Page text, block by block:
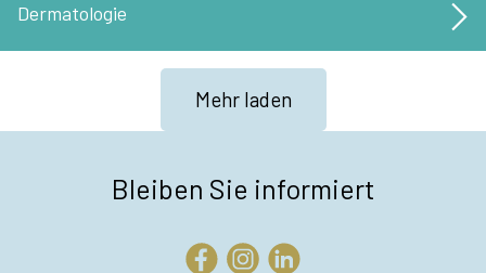
Dermatologie
Mehr laden
Bleiben Sie informiert